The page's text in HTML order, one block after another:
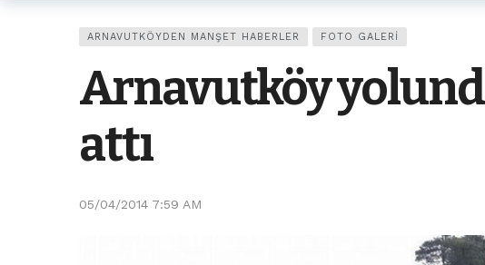
Toprak kaydı: 3 hafriyat kamyonu birbirlerinin
İstanbul Havalimanı yolundaki kazada,
Arnavutkoy Belediyesi’ne su baskını tepkisi
ARNAVUTKÖYDEN MANŞET HABERLER FOTO GALERI
Arnavutköy
attı
05/04/2014 7:59 AM